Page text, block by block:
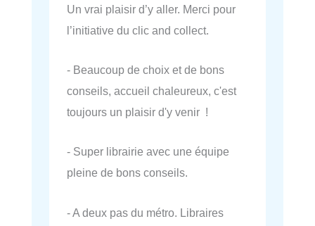
Un vrai plaisir d’y aller. Merci pour
l’initiative du clic and collect.
- Beaucoup de choix et de bons
conseils, accueil chaleureux, c'est
toujours un plaisir d'y venir !
- Super librairie avec une équipe
pleine de bons conseils.
- A deux pas du métro. Libraires